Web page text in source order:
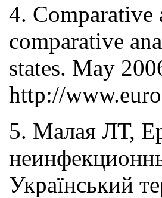
4.
comparative
states. May
http://
5. Малая ЛТ,
Український